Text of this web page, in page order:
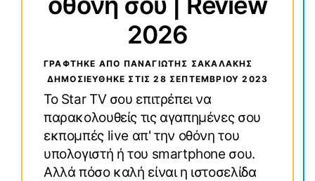
2026
ΓΡΑΦΤΗΚΕ ΑΠΟ ΠΑΝΑΓΙΏΤΗΣ ΣΑΚΑΛΆΚΗΣ
ΔΗΜΟΣΙΕΥΘΗΚΕ ΣΤΙΣ28 ΣΕΠΤΕΜΒΡΊΟΥ 2023
Το Star TV σου επιτρέπει να
παρακολουθείς τις αγαπημένες σου
εκπομπές live απ' την οθόνη του
υπολογιστή ή του smartphone σου.
Αλλά πόσο καλή είναι η ιστοσελίδα